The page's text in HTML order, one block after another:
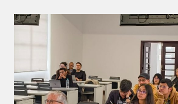
EL
EMPRENDIMIENTO
EN